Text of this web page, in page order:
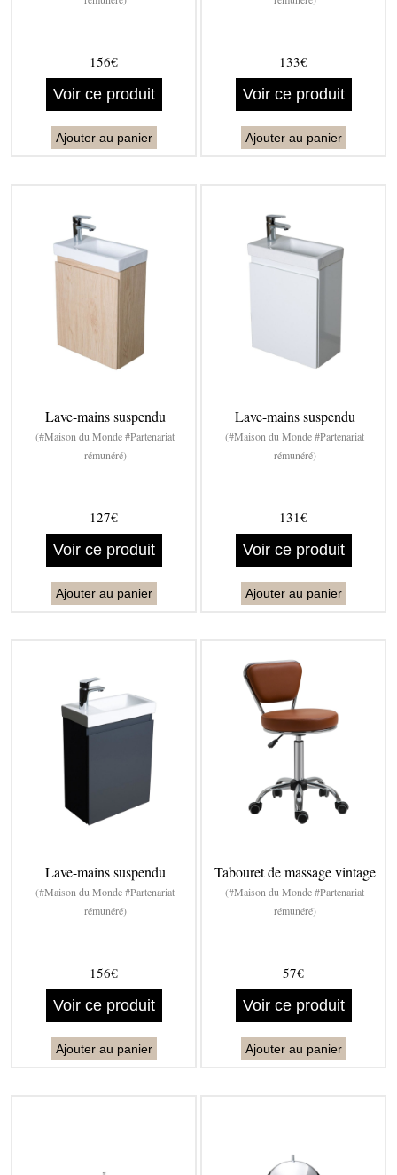
156€
Voir ce produit
Ajouter au panier
133€
Voir ce produit
Ajouter au panier
Lave-mains suspendu
(#Maison du Monde #Partenariat
rémunéré)
127€
Voir ce produit
Ajouter au panier
Lave-mains suspendu
(#Maison du Monde #Partenariat
rémunéré)
131€
Voir ce produit
Ajouter au panier
Lave-mains suspendu
(#Maison du Monde #Partenariat
rémunéré)
156€
Voir ce produit
Ajouter au panier
Tabouret de massage vintage
(#Maison du Monde #Partenariat
rémunéré)
57€
Voir ce produit
Ajouter au panier